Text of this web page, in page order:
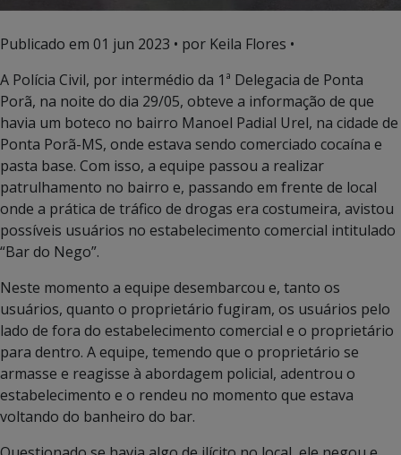
Publicado em 01 jun 2023 • por Keila Flores •
A Polícia Civil, por intermédio da 1ª Delegacia de Ponta
Porã, na noite do dia 29/05, obteve a informação de que
havia um boteco no bairro Manoel Padial Urel, na cidade de
Ponta Porã-MS, onde estava sendo comerciado cocaína e
pasta base. Com isso, a equipe passou a realizar
patrulhamento no bairro e, passando em frente de local
onde a prática de tráfico de drogas era costumeira, avistou
possíveis usuários no estabelecimento comercial intitulado
“Bar do Nego”.
Neste momento a equipe desembarcou e, tanto os
usuários, quanto o proprietário fugiram, os usuários pelo
lado de fora do estabelecimento comercial e o proprietário
para dentro. A equipe, temendo que o proprietário se
armasse e reagisse à abordagem policial, adentrou o
estabelecimento e o rendeu no momento que estava
voltando do banheiro do bar.